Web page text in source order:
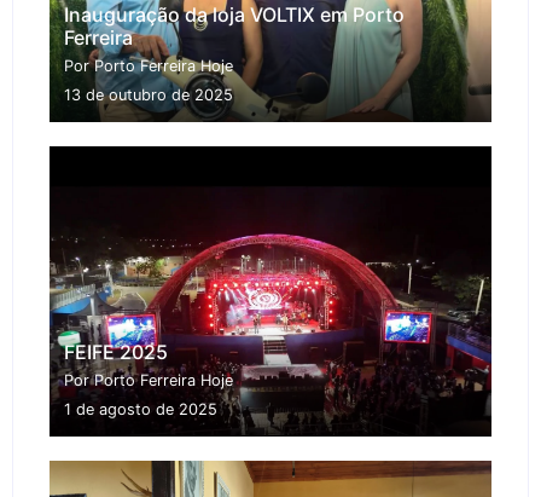
Inauguração da loja VOLTIX em Porto
Ferreira
Por Porto Ferreira Hoje
13 de outubro de 2025
FEIFE 2025
Por Porto Ferreira Hoje
1 de agosto de 2025